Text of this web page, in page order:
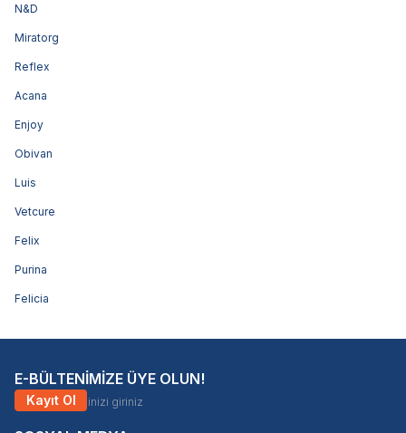
N&D
Miratorg
Reflex
Acana
Enjoy
Obivan
Luis
Vetcure
Felix
Purina
Felicia
E-BÜLTENİMİZE ÜYE OLUN!
Kayıt Ol